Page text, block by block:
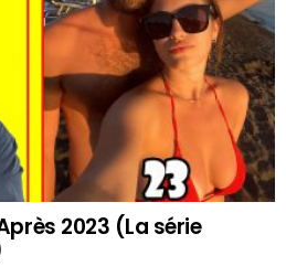
2023 (La série